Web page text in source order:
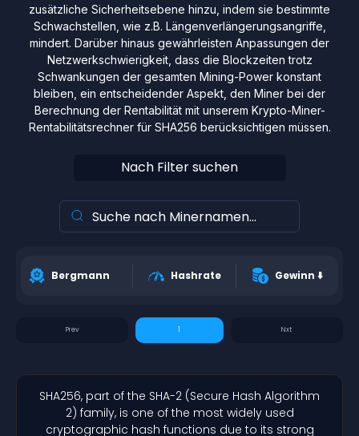
zusätzliche Sicherheitsebene hinzu, indem sie bestimmte
Schwachstellen, wie z.B. Längenverlängerungsangriffe,
mindert. Darüber hinaus gewährleisten Anpassungen der
Netzwerkschwierigkeit, dass die Blockzeiten trotz
Schwankungen der gesamten Mining-Power konstant
bleiben, ein entscheidender Aspekt, den Miner bei der
Berechnung der Rentabilität mit unserem Krypto-Miner-
Rentabilitätsrechner für SHA256 berücksichtigen müssen.
Nach Filter suchen
Bergmann Hashrate Gewinn ⬇️
1
SHA256, part of the SHA-2 (Secure Hash Algorithm
2) family, is one of the most widely used
cryptographic hash functions due to its strong